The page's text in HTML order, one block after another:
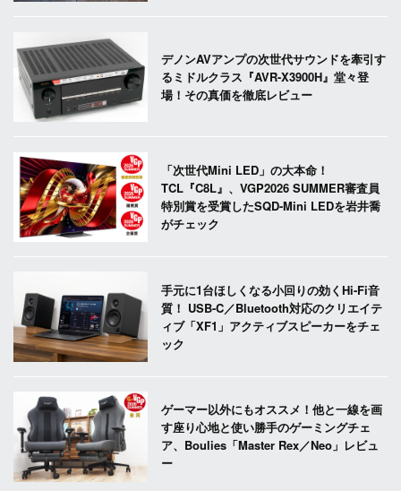
デノンAVアンプの次世代サウンドを牽引す
るミドルクラス『AVR-X3900H』堂々登
場！その真価を徹底レビュー
「次世代Mini LED」の大本命！
TCL『C8L』、VGP2026 SUMMER審査員
特別賞を受賞したSQD-Mini LEDを岩井喬
がチェック
手元に1台ほしくなる小回りの効くHi-Fi音
質！ USB-C／Bluetooth対応のクリエイテ
ィブ「XF1」アクティブスピーカーをチェ
ック
ゲーマー以外にもオススメ！他と一線を画
す座り心地と使い勝手のゲーミングチェ
ア、Boulies「Master Rex／Neo」レビュ
ー